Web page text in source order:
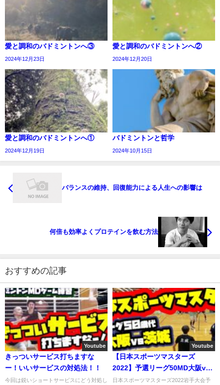
愛と調和のバドミントンへ③
2024年12月23日
愛と調和のバドミントンへ②
2024年12月20日
愛と調和のバドミントンへ①
2024年12月19日
バドミントンと哲学
2024年10月15日
バランスの維持、回復能力による人生への影響は
何倍も効率よくプロテインを飲む方法
おすすめの記事
Youtube
きっついサービス打ちますな
ー！いいサービスの対処法！！
今回は鋭いショートサービスにどう対処し
Youtube
【日本スポーツマスターズ
2022】予選リーグ50MD大阪vs
茨城
日本スポーツマスターズ2022岩手大会予